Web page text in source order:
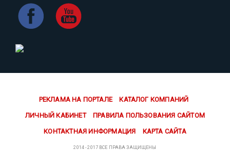
РЕКЛАМА НА ПОРТАЛЕ КАТАЛОГ КОМПАНИЙ
ЛИЧНЫЙ КАБИНЕТ ПРАВИЛА ПОЛЬЗОВАНИЯ САЙТОМ
КОНТАКТНАЯ ИНФОРМАЦИЯ КАРТА САЙТА
2014 - 2017 ВСЕ ПРАВА ЗАЩИЩЕНЫ